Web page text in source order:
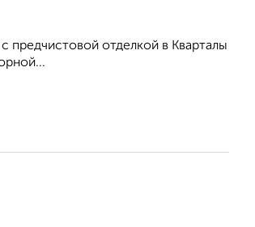
предчистовой отделкой в Кварталы